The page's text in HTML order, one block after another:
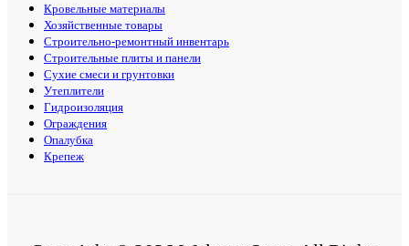
Кровельные материалы
Хозяйственные товары
Строительно-ремонтный инвентарь
Строительные плиты и панели
Сухие смеси и грунтовки
Утеплители
Гидроизоляция
Ограждения
Опалубка
Крепеж